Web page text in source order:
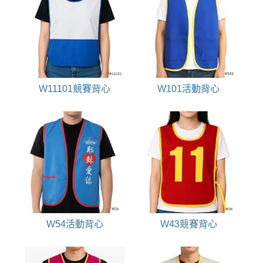
W11101競賽背心 W101活動背心
W54活動背心 W43競賽背心